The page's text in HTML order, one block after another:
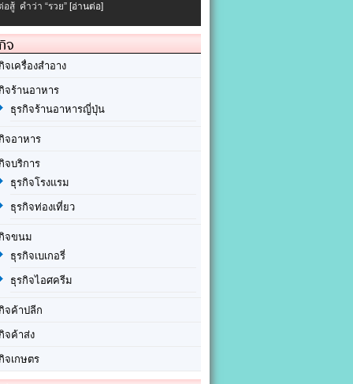
อสู้ คำว่า “รวย” [อ่านต่อ]
จ
จเครื่องสำอาง
จร้านอาหาร
ธุรกิจร้านอาหารญี่ปุ่น
จอาหาร
จบริการ
ธุรกิจโรงแรม
ธุรกิจท่องเที่ยว
จขนม
ธุรกิจเบเกอรี่
ธุรกิจไอศครีม
จค้าปลีก
จค้าส่ง
จเกษตร